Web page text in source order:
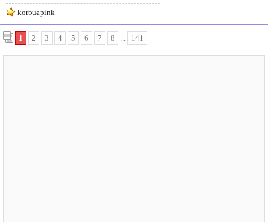
korbuapink
1 2 3 4 5 6 7 8 ... 141